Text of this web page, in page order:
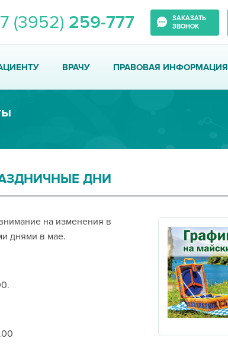
(3952) 259-777
ЗАКАЗАТЬ
ЗВОНОК
ВРАЧУ ПРАВОВАЯ ИНФОРМАЦИЯ
ДНИ
на изменения в
днями в мае.